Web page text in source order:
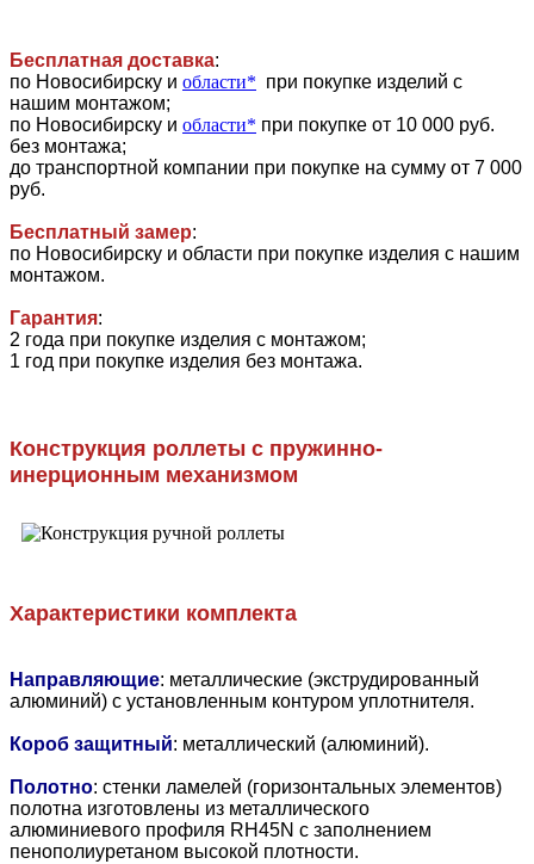
Бесплатная доставка:
по Новосибирску и области* при покупке изделий с
нашим монтажом;
по Новосибирску и области* при покупке от 10 000 руб.
без монтажа;
до транспортной компании при покупке на сумму от 7 000
руб.
Бесплатный замер:
по Новосибирску и области при покупке изделия с нашим
монтажом.
Гарантия:
2 года при покупке изделия с монтажом;
1 год при покупке изделия без монтажа.
Конструкция роллеты с пружинно-
инерционным механизмом
Характеристики комплекта
Направляющие: металлические (экструдированный
алюминий) с установленным контуром уплотнителя.
Короб защитный: металлический (алюминий).
Полотно: стенки ламелей (горизонтальных элементов)
полотна изготовлены из металлического
алюминиевого профиля RH45N с заполнением
пенополиуретаном высокой плотности.